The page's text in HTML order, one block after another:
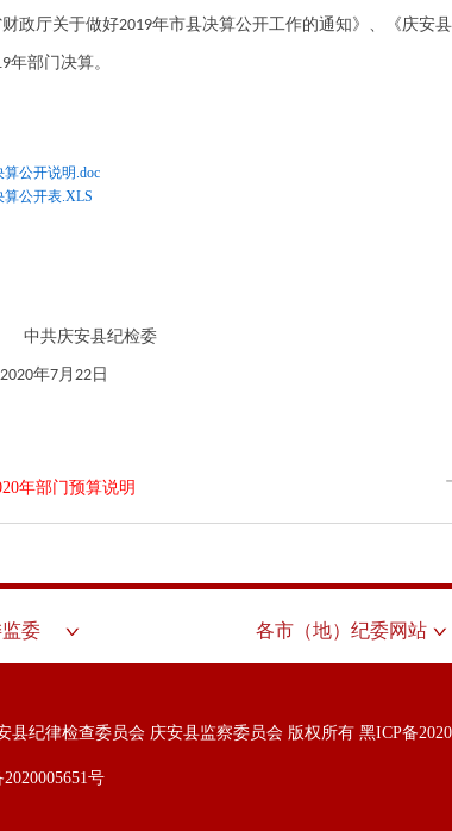
政厅关于做好2019年市县决算公开工作的通知》、《庆安
年部门决算。
公开说明.doc
算公开表.XLS
纪检委
2020年7月 22 日
年部门预算说明
委 各市（地）纪委网站
县纪律检查委员会 庆安县监察委员会 版权所有 黑ICP备
号